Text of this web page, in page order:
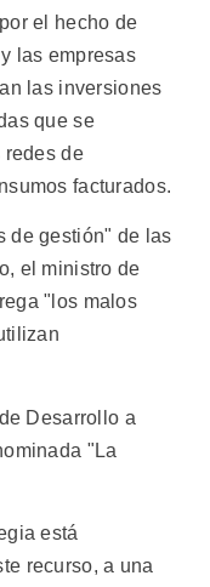
el hecho de
las empresas
las inversiones
que se
redes de
facturados.
de gestión" de las
el ministro de
"los malos
Desarrollo a
"La
está
recurso, a una